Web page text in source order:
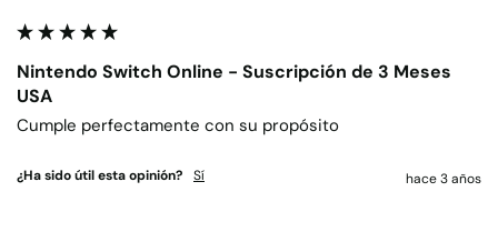
Nintendo Switch Online - Suscripción de 3 Meses
USA
Cumple perfectamente con su propósito
¿Ha sido útil esta opinión? Sí hace 3 años